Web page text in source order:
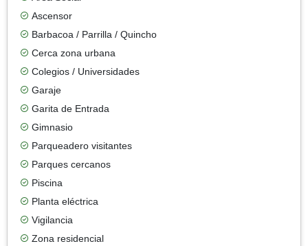
Ascensor
Barbacoa / Parrilla / Quincho
Cerca zona urbana
Colegios / Universidades
Garaje
Garita de Entrada
Gimnasio
Parqueadero visitantes
Parques cercanos
Piscina
Planta eléctrica
Vigilancia
Zona residencial